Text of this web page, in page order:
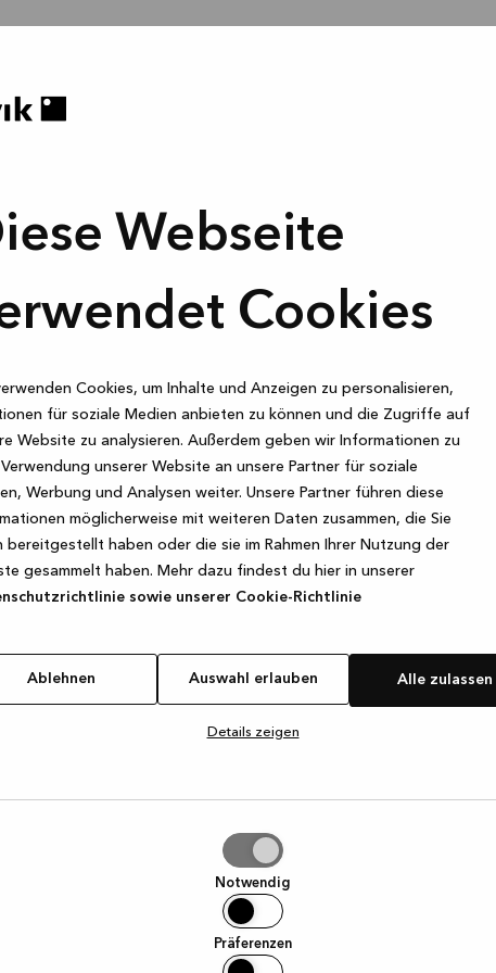
Webseite
Cookies
Cookies, um Inhalte und Anzeigen zu personalisieren,
für soziale Medien anbieten zu können und die Zugriffe auf
Website zu analysieren. Außerdem geben wir Informationen zu
Verwendung unserer Website an unsere Partner für soziale
Werbung und Analysen weiter. Unsere Partner führen diese
möglicherweise mit weiteren Daten zusammen, die Sie
bereitgestellt haben oder die sie im Rahmen Ihrer Nutzung der
gesammelt haben. Mehr dazu findest du hier in unserer
sowie unserer Cookie-Richtlinie
Ablehnen Auswahl erlauben Alle zulassen
Details zeigen
Notwendig
Präferenzen
has occurred while loadingwww.kvik.de (see the